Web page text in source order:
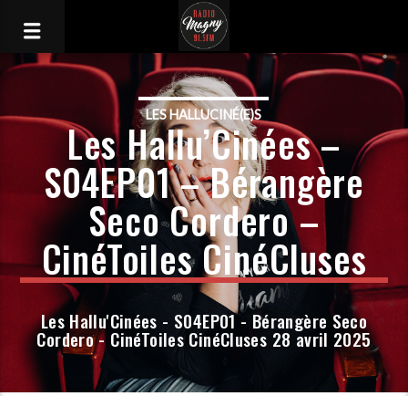
LES HALLUCINÉ(E)S
Les Hallu’Cinées –
S04EP01 – Bérangère
Seco Cordero –
CinéToiles CinéCluses
Les Hallu'Cinées - S04EP01 - Bérangère Seco
Cordero - CinéToiles CinéCluses 28 avril 2025